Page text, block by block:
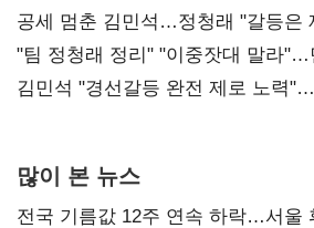
공세 멈춘 김민석…정청래 "갈등은
"팀 정청래 정리" "이중잣대 말라"…
다툼 격화
김민석 "경선갈등 완전 제로 노력
많이 본 뉴스
전국 기름값 12주 연속 하락…서울